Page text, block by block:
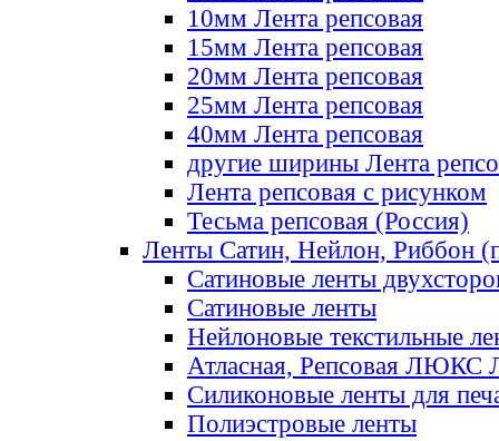
10мм Лента репсовая
15мм Лента репсовая
20мм Лента репсовая
25мм Лента репсовая
40мм Лента репсовая
другие ширины Лента
Лента репсовая с рисунком
Тесьма репсовая (Россия)
Ленты Сатин, Нейлон, Риббон
Сатиновые ленты
Сатиновые ленты
Нейлоновые текстильные
Атласная, Репсовая ЛЮКС
Силиконовые ленты для
Полиэстровые ленты